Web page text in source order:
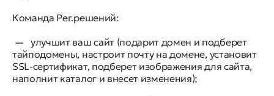
Команда Рег.решений:
улучшит ваш сайт (подарит домен и подберет
тайподомены, настроит почту на домене, установит
SSL-сертификат, подберет изображения для сайта,
наполнит каталог и внесет изменения);